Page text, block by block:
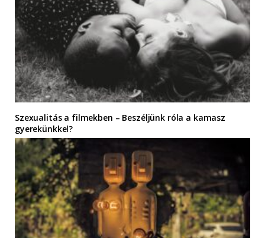
Szexualitás a filmekben – Beszéljünk róla a kamasz
gyerekünkkel?